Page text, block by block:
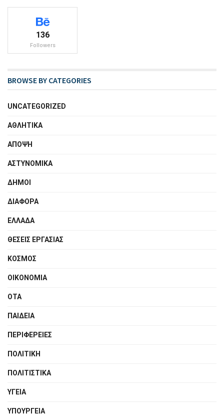
136
Followers
BROWSE BY CATEGORIES
UNCATEGORIZED
ΑΘΛΗΤΙΚΑ
ΑΠΟΨΗ
ΑΣΤΥΝΟΜΙΚΑ
ΔΗΜΟΙ
ΔΙΑΦΟΡΑ
ΕΛΛΑΔΑ
ΘΕΣΕΙΣ ΕΡΓΑΣΙΑΣ
ΚΟΣΜΟΣ
ΟΙΚΟΝΟΜΙΑ
ΟΤΑ
ΠΑΙΔΕΙΑ
ΠΕΡΙΦΕΡΕΙΕΣ
ΠΟΛΙΤΙΚΗ
ΠΟΛΙΤΙΣΤΙΚΑ
ΥΓΕΙΑ
ΥΠΟΥΡΓΕΙΑ